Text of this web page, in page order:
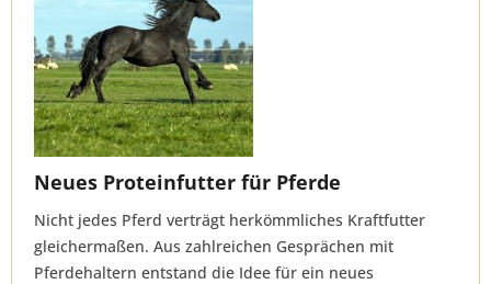
Neues Proteinfutter für Pferde
Nicht jedes Pferd verträgt herkömmliches Kraftfutter
gleichermaßen. Aus zahlreichen Gesprächen mit
Pferdehaltern entstand die Idee für ein neues